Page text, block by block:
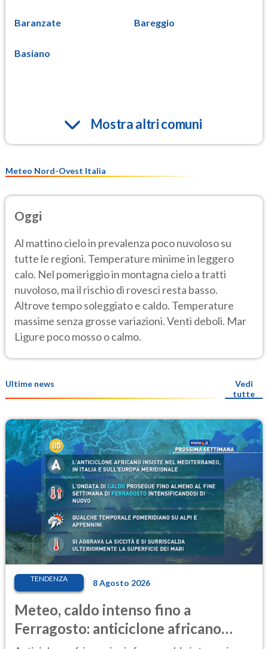
Baranzate Bareggio
Basiano
Mostra altri comuni
Meteo Nord-Ovest Italia
Oggi
Al mattino cielo in prevalenza poco nuvoloso su
tutte le regioni. Temperature minime in leggero
calo. Nel pomeriggio in montagna cielo a tratti
nuvoloso, ma il rischio di rovesci resta basso.
Altrove tempo soleggiato e caldo. Temperature
massime senza grosse variazioni. Venti deboli. Mar
Ligure poco mosso o calmo.
Ultime news
Vedi
tutte
TENDENZA 8 Agosto 2026
Meteo, caldo intenso fino a
Ferragosto: anticiclone africano